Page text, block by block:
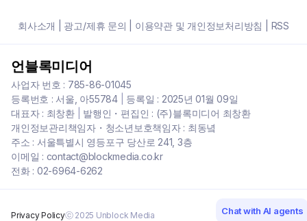
회사소개 광고/제휴 문의 이용약관 및 개인정보처리방침 RSS
언블록미디어
사업자 번호 : 785-86-01045
등록번호 : 서울, 아55784| 등록일 : 2025년 01월 09일
대표자 : 최창환| 발행인・편집인 : (주)블록미디어 최창환
개인정보관리책임자・청소년보호책임자 : 최동녘
주소 : 서울특별시 영등포구 당산로 241, 3층
이메일 : contact@blockmedia.co.kr
전화 : 02-6964-6262
Privacy Policyⓒ 2025 Unblock Media Chat with AI agents